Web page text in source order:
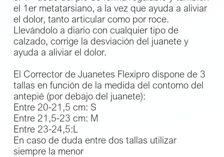
el 1er metatarsiano, a la vez que ayuda a aliviar
el dolor, tanto articular como por roce.
Llevándolo a diario con cualquier tipo de
calzado, corrige la desviación del juanete y
ayuda a aliviar el dolor.
El Corrector de Juanetes Flexipro dispone de 3
tallas en función de la medida del contorno del
antepié (por debajo del juanete):
Entre 20-21,5 cm: S
Entre 21,5-23 cm: M
Entre 23-24,5:L
En caso de duda entre dos tallas utilizar
siempre la menor